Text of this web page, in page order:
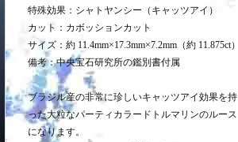
特殊効果：シャトヤンシー（キャッツアイ）
カット：カボッションカット
サイズ：約 11.4mm×17.3mm×7.2mm（約 11.875ct）
備考：中央宝石研究所の鑑別書付属
ブラジル産の非常に珍しいキャッツアイ効果を持
った大粒なパーティカラードトルマリンのルース
になります。